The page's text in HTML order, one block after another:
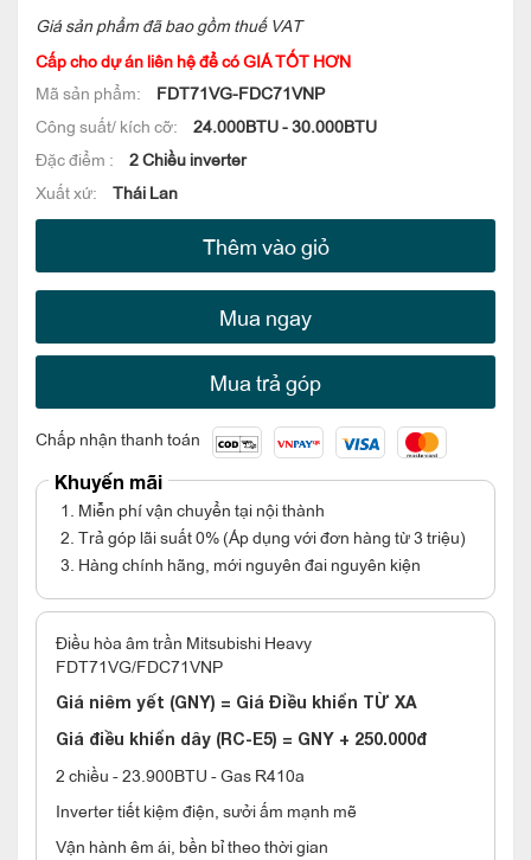
Giá sản phẩm đã bao gồm thuế VAT
Cấp cho dự án liên hệ để có GIÁ TỐT HƠN
Mã sản phẩm:
FDT71VG-FDC71VNP
Công suất/ kích cỡ:
24.000BTU - 30.000BTU
Đặc điểm :
2 Chiều inverter
Xuất xứ:
Thái Lan
Thêm vào giỏ
Mua ngay
Mua trả góp
Chấp nhận thanh toán
Khuyến mãi
1. Miễn phí vận chuyển tại nội thành
2. Trả góp lãi suất 0% (Áp dụng với đơn hàng từ 3 triệu)
3. Hàng chính hãng, mới nguyên đai nguyên kiện
Điều hòa âm trần Mitsubishi Heavy
FDT71VG/FDC71VNP
Giá niêm yết (GNY) = Giá Điều khiển TỪ XA
Giá điều khiển dây (RC-E5) = GNY + 250.000đ
2 chiều - 23.900BTU - Gas R410a
Inverter tiết kiệm điện, sưởi ấm mạnh mẽ
Vận hành êm ái, bền bỉ theo thời gian